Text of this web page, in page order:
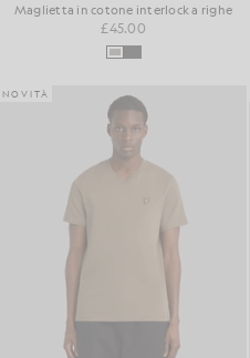
Maglietta in cotone interlock a righe
£45.00
NOVITÀ